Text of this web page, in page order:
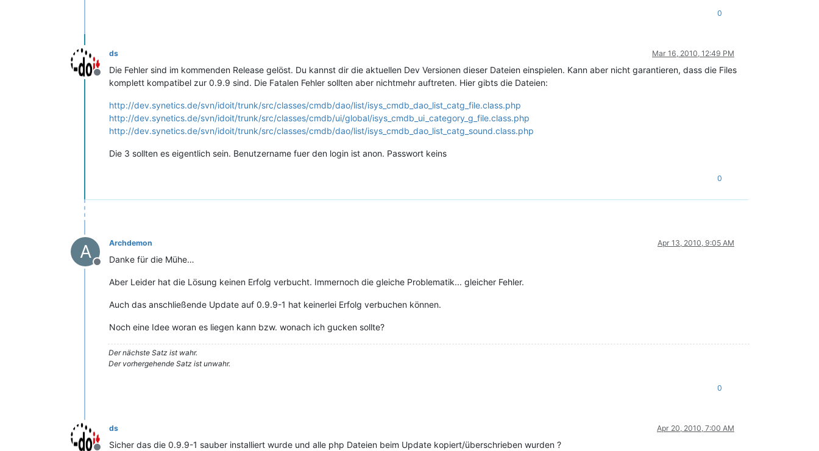
0
Offline
ds Mar 16, 2010, 12:49 PM
Die Fehler sind im kommenden Release gelöst. Du kannst dir die aktuellen Dev Versionen dieser Dateien einspielen. Kann aber nicht garantieren, dass die Files
komplett kompatibel zur 0.9.9 sind. Die Fatalen Fehler sollten aber nichtmehr auftreten. Hier gibts die Dateien:
http://dev.synetics.de/svn/idoit/trunk/src/classes/cmdb/dao/list/isys_cmdb_dao_list_catg_file.class.php
http://dev.synetics.de/svn/idoit/trunk/src/classes/cmdb/ui/global/isys_cmdb_ui_category_g_file.class.php
http://dev.synetics.de/svn/idoit/trunk/src/classes/cmdb/dao/list/isys_cmdb_dao_list_catg_sound.class.php
Die 3 sollten es eigentlich sein. Benutzername fuer den login ist anon. Passwort keins
0
A
Offline
Archdemon Apr 13, 2010, 9:05 AM
Danke für die Mühe…
Aber Leider hat die Lösung keinen Erfolg verbucht. Immernoch die gleiche Problematik... gleicher Fehler.
Auch das anschließende Update auf 0.9.9-1 hat keinerlei Erfolg verbuchen können.
Noch eine Idee woran es liegen kann bzw. wonach ich gucken sollte?
Der nächste Satz ist wahr.
Der vorhergehende Satz ist unwahr.
0
ds Apr 20, 2010, 7:00 AM
Sicher das die 0.9.9-1 sauber installiert wurde und alle php Dateien beim Update kopiert/überschrieben wurden ?